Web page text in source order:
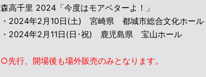
森高千里 2024「今度はモアベターよ！」
・2024年2月10日(土) 宮崎県 都城市総合文化ホール
・2024年2月11日(日･祝) 鹿児島県 宝山ホール
○先行、開場後も場外販売のみとなります。